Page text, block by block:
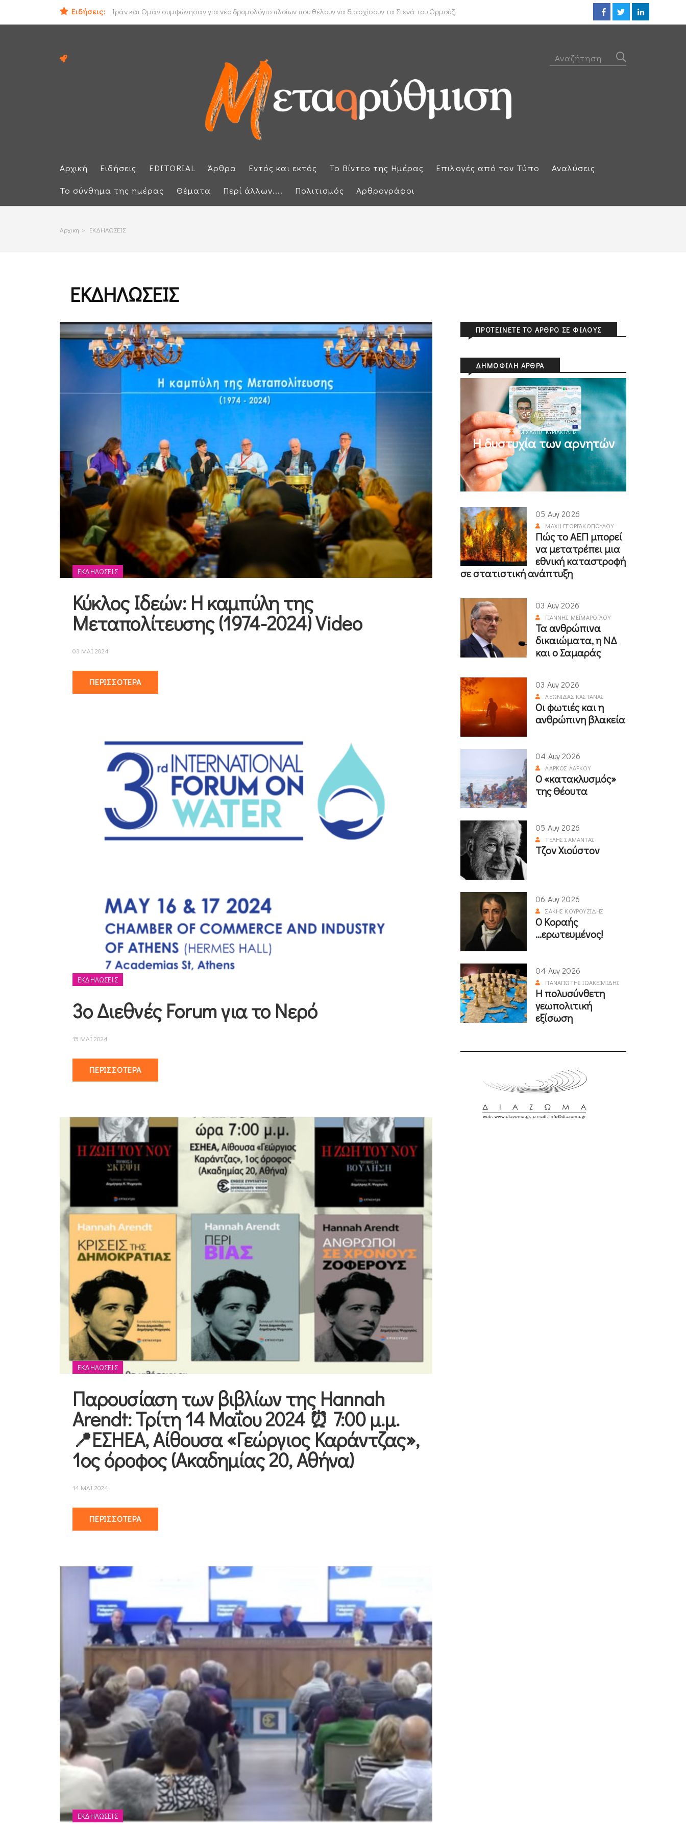
Ειδήσεις: Ηλεκτρική διασύνδεση Ελλάδας - Κύπρου: «Έπεσαν» οι υπογραφές με τον γαλλικό κολοσσό Meridiam ΕΕ: Αλληλεγγύη στην
Αρχική Ειδήσεις EDITORIAL Άρθρα Εντός και εκτός Το Βίντεο της Ημέρας Επιλογές από τον Τύπο
Αναλύσεις
Το σύνθημα της ημέρας
Θέματα Περί άλλων.... Πολιτισμός Αρθρογράφοι
Αρχικη > ΕΚΔΗΛΩΣΕΙΣ
ΕΚΔΗΛΩΣΕΙΣ
ΕΚΔΗΛΩΣΕΙΣ
Κύκλος Ιδεών: Η καμπύλη της
Μεταπολίτευσης (1974-2024) Video
03 ΜΑΪ 2024
ΠΕΡΙΣΣΌΤΕΡΑ
ΕΚΔΗΛΩΣΕΙΣ
3ο Διεθνές Forum για το Νερό
15 ΜΑΪ 2024
ΠΕΡΙΣΣΌΤΕΡΑ
ΕΚΔΗΛΩΣΕΙΣ
Παρουσίαση των βιβλίων της Hannah
Arendt: Τρίτη 14 Μαΐου 2024 ⏰ 7:00 μ.μ.
📍ΕΣΗΕΑ, Αίθουσα «Γεώργιος Καράντζας»,
1ος όροφος (Ακαδημίας 20, Αθήνα)
14 ΜΑΪ 2024
ΠΕΡΙΣΣΌΤΕΡΑ
ΕΚΔΗΛΩΣΕΙΣ
ΠΡΟΤΕΊΝΕΤΕ ΤΟ ΆΡΘΡΟ ΣΕ ΦΊΛΟΥΣ
ΔΗΜΟΦΙΛΉ ΆΡΘΡΑ
05 Αυγ 2026
ΜΙΧΆΛΗΣ ΚΥΡΙΑΚΊΔΗΣ
Η δυστυχία των αρνητών
05 Αυγ 2026
ΜΆΧΗ ΓΕΩΡΓΑΚΟΠΟΎΛΟΥ
Πώς το ΑΕΠ μπορεί
να μετατρέπει μια
εθνική καταστροφή
σε στατιστική ανάπτυξη
03 Αυγ 2026
ΓΙΆΝΝΗΣ ΜΕΪΜΆΡΟΓΛΟΥ
Τα ανθρώπινα
δικαιώματα, η ΝΔ
και ο Σαμαράς
03 Αυγ 2026
ΛΕΩΝΊΔΑΣ ΚΑΣΤΑΝΆΣ
Οι φωτιές και η
ανθρώπινη βλακεία
04 Αυγ 2026
ΛΆΡΚΟΣ ΛΆΡΚΟΥ
Ο «κατακλυσμός»
της Θέουτα
05 Αυγ 2026
ΤΈΛΗΣ ΣΑΜΑΝΤΆΣ
Τζον Χιούστον
06 Αυγ 2026
ΣΆΚΗΣ ΚΟΥΡΟΥΖΊΔΗΣ
Ο Κοραής
...ερωτευμένος!
04 Αυγ 2026
ΠΑΝΑΓΙΏΤΗΣ ΙΩΑΚΕΙΜΊΔΗΣ
Η πολυσύνθετη
γεωπολιτική
εξίσωση